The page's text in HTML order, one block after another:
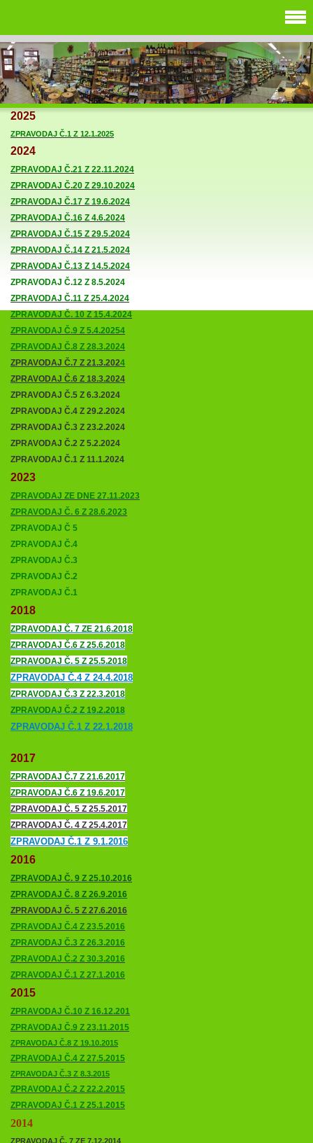
2025
ZPRAVODAJ Č.1 Z 12.1.2025
2024
ZPRAVODAJ Č.21 Z 22.11.2024
ZPRAVODAJ Č.20 Z 29.10.2024
ZPRAVODAJ Č.17 Z 19.6.2024
ZPRAVODAJ Č.16 Z 4.6.2024
ZPRAVODAJ Č.15 Z 29.5.2024
ZPRAVODAJ Č.14 Z 21.5.2024
ZPRAVODAJ Č.13 Z 14.5.2024
ZPRAVODAJ Č.12 Z 8.5.2024
ZPRAVODAJ Č.11 Z 25.4.2024
ZPRAVODAJ Č. 10 Z 15.4.2024
ZPRAVODAJ Č.9 Z 5.4.20254
ZPRAVODAJ Č.8 Z 28.3.2024
ZPRAVODAJ Č.7 Z 21.3.2024
ZPRAVODAJ Č.6 Z 18.3.2024
ZPRAVODAJ Č.5 Z 6.3.2024
ZPRAVODAJ Č.4 Z 29.2.2024
ZPRAVODAJ Č.3 Z 23.2.2024
ZPRAVODAJ Č.2 Z 5.2.2024
ZPRAVODAJ Č.1 Z 11.1.2024
2023
ZPRAVODAJ ZE DNE 27.11.2023
ZPRAVODAJ Č. 6 Z 28.6.2023
ZPRAVODAJ Č 5
ZPRAVODAJ Č.4
ZPRAVODAJ Č.3
ZPRAVODAJ Č.2
ZPRAVODAJ Č.1
2018
ZPRAVODAJ Č. 7 ZE 21.6.2018
ZPRAVODAJ Č.6 Z 25.6.2018
ZPRAVODAJ Č. 5 Z 25.5.2018
ZPRAVODAJ Č.4 Z 24.4.2018
ZPRAVODAJ Č.3 Z 22.3.2018
ZPRAVODAJ Č.2 Z 19.2.2018
ZPRAVODAJ Č.1 Z 22.1.2018
2017
ZPRAVODAJ Č.7 Z 21.6.2017
ZPRAVODAJ Č.6 Z 19.6.2017
ZPRAVODAJ Č. 5 Z 25.5.2017
ZPRAVODAJ Č. 4 Z 25.4.2017
ZPRAVODAJ Č.1 Z 9.1.2016
2016
ZPRAVODAJ Č. 9 Z 25.10.2016
ZPRAVODAJ Č. 8 Z 26.9.2016
ZPRAVODAJ Č. 5 Z 27.6.2016
ZPRAVODAJ Č.4 Z 23.5.2016
ZPRAVODAJ Č.3 Z 26.3.2016
ZPRAVODAJ Č.2 Z 30.3.2016
ZPRAVODAJ Č.1 Z 27.1.2016
2015
ZPRAVODAJ Č.10 Z 16.12.201
ZPRAVODAJ Č.9 Z 23.11.2015
ZPRAVODAJ Č.8 Z 19.10.2015
ZPRAVODAJ Č.4 Z 27.5.2015
ZPRAVODAJ Č.3 Z 8.3.2015
ZPRAVODAJ Č.2 Z 22.2.2015
ZPRAVODAJ Č.1 Z 25.1.2015
2014
ZPRAVODAJ Č. 7 ZE 7.12.2014